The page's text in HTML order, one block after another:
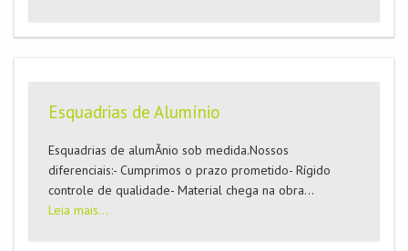
Esquadrias de Alumínio
Esquadrias de alumÃ­nio sob medida.Nossos
diferenciais:- Cumprimos o prazo prometido- Rí­gido
controle de qualidade- Material chega na obra...
Leia mais...